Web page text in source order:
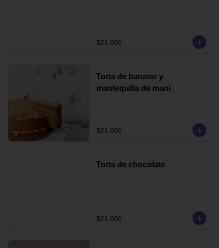
$21.000
Torta de banano y
mantequilla de maní
$21.000
Torta de chocolate
$21.000